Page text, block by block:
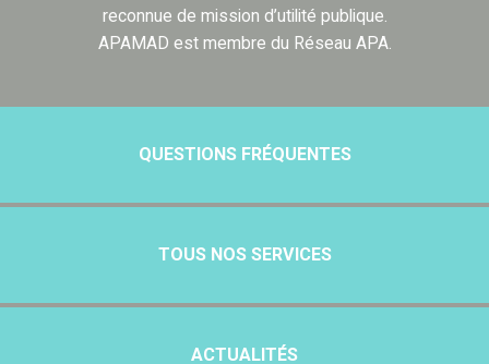
reconnue de mission d’utilité publique.
APAMAD est membre du Réseau APA.
QUESTIONS FRÉQUENTES
TOUS NOS SERVICES
ACTUALITÉS